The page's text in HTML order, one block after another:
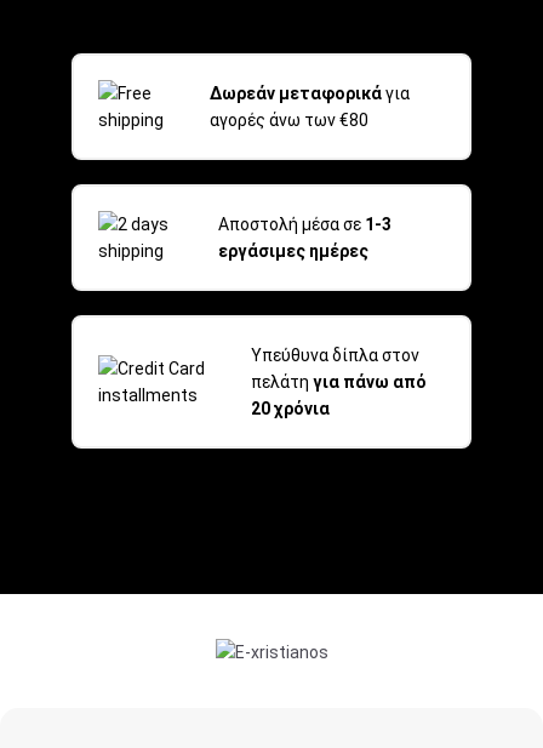
Δωρεάν μεταφορικάγια
αγορές άνω των €80
Αποστολή μέσα σε 1-3
εργάσιμες ημέρες
Υπεύθυνα δίπλα στον
πελάτη για πάνω από
20 χρόνια